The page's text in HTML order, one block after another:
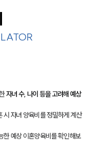
자녀 수, 나이 등을 고려해 예상
시 자녀 양육비를 정밀하게 계산
한 예상 이혼양육비를 확인해보